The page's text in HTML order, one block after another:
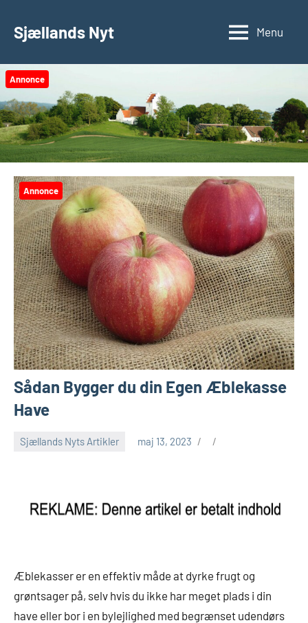
Sjællands Nyt Menu
Annonce
Annonce
Sådan Bygger du din Egen Æblekasse
Have
Sjællands Nyts Artikler maj 13, 2023
Æblekasser er en effektiv måde at dyrke frugt og
grøntsager på, selv hvis du ikke har meget plads i din
have eller bor i en bylejlighed med begrænset udendørs